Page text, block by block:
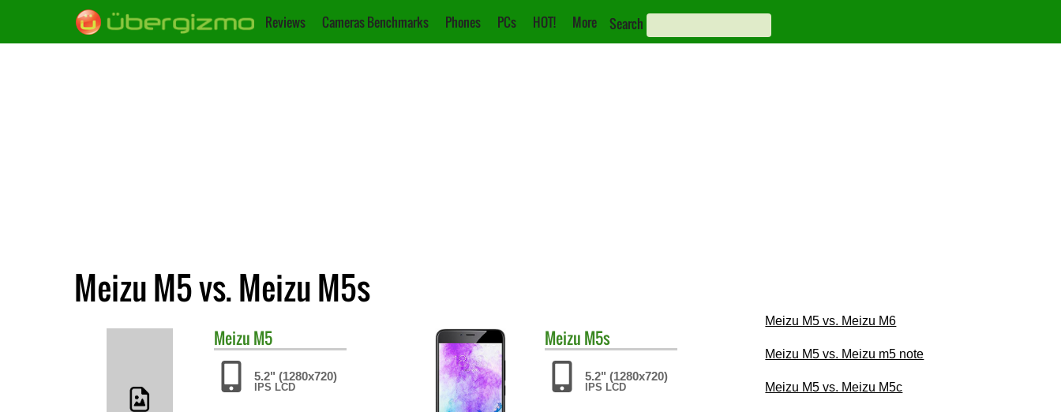
Reviews Cameras Benchmarks Phones PCs HOT! More Search
Meizu M5 vs. Meizu M5s
Meizu M5
5.2" (1280x720)
IPS LCD
Meizu M5s
5.2" (1280x720)
IPS LCD
Meizu M5 vs. Meizu M6
Meizu M5 vs. Meizu m5 note
Meizu M5 vs. Meizu M5c